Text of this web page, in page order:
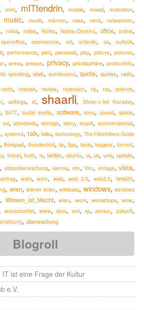
, mint, mITtendrin,mobile, mood,motivation,
music, musik, männer, nasa, nerd, netwatcher,
, nokia, notes, Notes, Notes+Domino, office, online,
openoffice, opensource, orf, orlando, os, outlook,
,performance, perl, personal,php,picture,pictures,
pr, press,presse, privacy, privatsphäre, productivity,
speaking, qtalk, quintessenz, quote, quotes, radio,
recht,release, review, rezension,rip, rss, science,
,settings, sf, shaarli, Show-n-tell thursday,
,SnTT, social media, software,sony, sound,space,
ssl, standards, storage, story, stupid, summerspecial,
,systemd, talk, talks, technology, The Hitchhikers Guide
,thinkpad, thunderbird, tip,tipp, tools, topgear,torrent,
, travel,truth, tv, twitter,ubuntu, ui,uk, unix,update,
, videoüberwachung,vienna, vim,Vim, vintage,vista,
,wahl,wcm, web, web 2.0, web2.0, Web20,
, wien, wiener linien, wikileaks, windows, windows
, Wissen_ist_Macht,wlan, work, workshops, wow,
,wunschzettel, www,xbox,xml, xp,zensur,zukunft,
, überwachung
Blogroll
ist eine Frage der Kultur
e.V.